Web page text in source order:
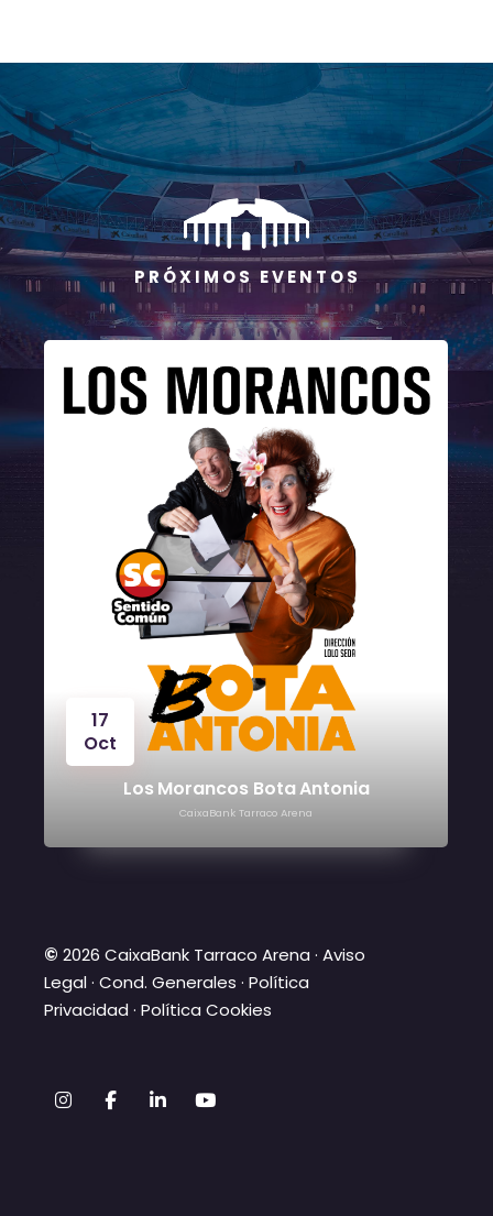
P R Ó X I M O S E V E N T O S
17
Oct
Los Morancos Bota Antonia
CaixaBank Tarraco Arena
© 2026 CaixaBank Tarraco Arena · Aviso
Legal·Cond. Generales ·Política
Privacidad ·Política Cookies